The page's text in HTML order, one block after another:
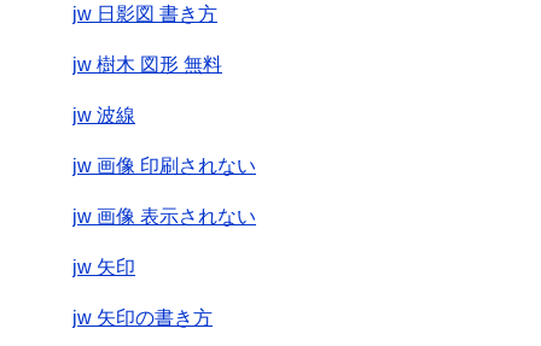
jw 日影図 書き方
jw 樹木 図形 無料
jw 波線
jw 画像 印刷されない
jw 画像 表示されない
jw 矢印
jw 矢印の書き方